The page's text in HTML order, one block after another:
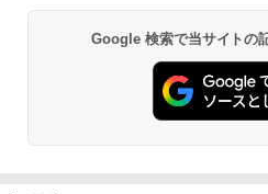
Beast of
プロダクト
￥7,286
2
【純正品】
ラー (ロボ
【純正品】
劇場版「鬼
窩座再来 通
￥3,523
Google 検索で当サイトの